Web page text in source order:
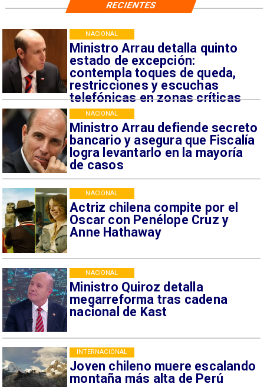
Ministro Arrau detalla quinto
estado de excepción:
contempla toques de queda,
restricciones y escuchas
telefónicas en zonas críticas
NACIONAL
Ministro Arrau defiende secreto
bancario y asegura que Fiscalía
logra levantarlo en la mayoría
de casos
NACIONAL
Actriz chilena compite por el
Oscar con Penélope Cruz y
Anne Hathaway
NACIONAL
Ministro Quiroz detalla
megarreforma tras cadena
nacional de Kast
NACIONAL
Joven chileno muere escalando
montaña más alta de Perú
INTERNACIONAL
RECIENTES